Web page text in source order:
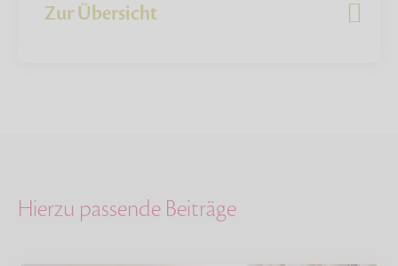
Zur Übersicht
Hierzu passende Beiträge